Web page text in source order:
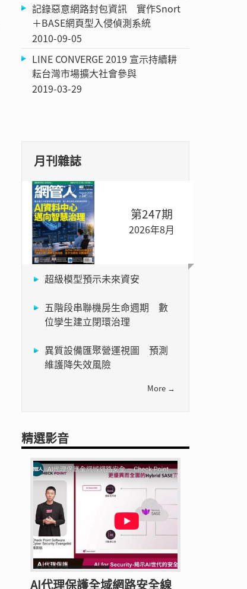
記錄惡意網路封包資訊 實作Snort
＋BASE網頁型入侵偵測系統
2010-09-05
LINE CONVERGE 2019 宣示持續耕
耘台灣市場擴大社會參與
2019-03-29
月刊雜誌
第247期
2026年8月
超級模型預示未來資安
五階段串聯機房生命週期 數
位孿生建立閉環治理
異質設備匯聚營運視圖 預測
維護降失效風險
More →
精選影音
AI代理保護全域網路安全線